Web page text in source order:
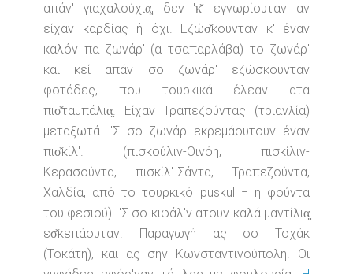
απάν' γιαχαλούχια̤, δεν 'κ̆' εγνωρίουταν αν
είχαν καρδίας ή όχι. Εζώσ̌κουνταν κ' έναν
καλόν πα ζωνάρ' (α τσαπαρλάβα) το ζωνάρ'
και κεί απάν σο ζωνάρ' εζώσκουνταν
φοτάδες, που τουρκικά έλεαν ατα
πισ̌ταμπάλια̤. Είχαν Τραπεζούντας (τριανλία)
μεταξωτά. 'Σ σο ζωνάρ εκρεμάουτουν έναν
πισ̌κίλ'. (πισκούλιν-Οινόη, πισκίλιν-
Κερασούντα, πισκίλ'-Σάντα, Τραπεζούντα,
Χαλδία, από το τουρκικό puskul = η φούντα
του φεσιού). 'Σ σο κιφάλ'ν ατουν καλά μαντίλια̤
εσ̌κεπάουταν. Παραγωγή ας σο Τοχάκ
(Τοκάτη), και ας σην Κωνσταντινούπολη. Οι